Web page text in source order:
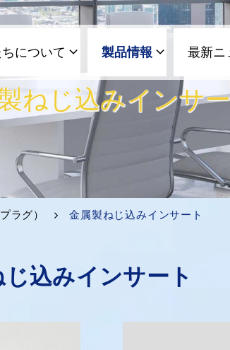
について 製品情報 最新ニ
ねじ込みインサ
ラグ） 金属製ねじ込みインサート
込みインサート